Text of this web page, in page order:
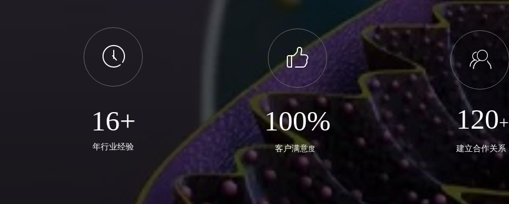
年行业经验
ꂂ
16+
客户满意度
ꀧ
100%
ꁘ
120+
建立合作关系